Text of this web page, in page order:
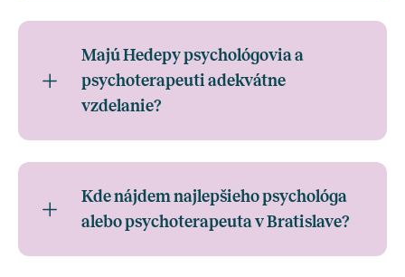
Majú Hedepy psychológovia a
psychoterapeuti adekvátne
vzdelanie?
Kde nájdem najlepšieho psychológa
alebo psychoterapeuta v Bratislave?